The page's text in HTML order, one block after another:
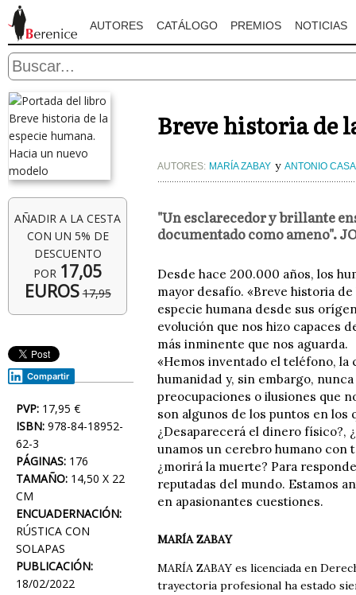
AUTORES CATÁLOGO PREMIOS NOTICIAS
AÑADIR A LA CESTA
CON UN 5% DE
DESCUENTO
POR 17,05
EUROS 17,95
Compartir
PVP: 17,95 €
ISBN: 978-84-18952-
62-3
PÁGINAS: 176
TAMAÑO: 14,50 X 22
CM
ENCUADERNACIÓN:
RÚSTICA CON
SOLAPAS
PUBLICACIÓN:
18/02/2022
Breve historia de
AUTORES: MARÍA ZABAY y ANTONIO
"Un esclarecedor y brillante
documentado como ameno".
Desde hace 200.000 años, los
mayor desafío. «Breve historia
especie humana desde sus
evolución que nos hizo capaces
más inminente que nos aguarda.
«Hemos inventado el teléfono,
humanidad y, sin embargo,
preocupaciones o ilusiones que
son algunos de los puntos en los
¿Desaparecerá el dinero físico?,
unamos un cerebro humano con
¿morirá la muerte? Para
reputadas del mundo. Estamos
en apasionantes cuestiones.
MARÍA ZABAY
MARÍA ZABAY es licenciada en
trayectoria profesional ha estado